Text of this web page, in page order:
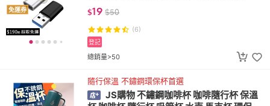
免運券 $19 $50
(6)
總銷量>50
登記
隨行保溫 不鏽鋼環保杯首選
JS購物 不鏽鋼咖啡杯 咖啡隨行杯 保溫